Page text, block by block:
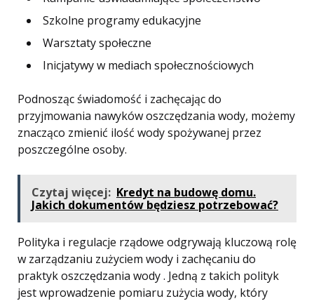
Szkolne programy edukacyjne
Warsztaty społeczne
Inicjatywy w mediach społecznościowych
Podnosząc świadomość i zachęcając do
przyjmowania nawyków oszczędzania wody, możemy
znacząco zmienić ilość wody spożywanej przez
poszczególne osoby.
Czytaj więcej: Kredyt na budowę domu.
Jakich dokumentów będziesz potrzebować?
Polityka i regulacje rządowe odgrywają kluczową rolę
w zarządzaniu zużyciem wody i zachęcaniu do
praktyk oszczędzania wody . Jedną z takich polityk
jest wprowadzenie pomiaru zużycia wody, który